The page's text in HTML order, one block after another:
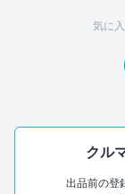
気に
クル
出品前の登